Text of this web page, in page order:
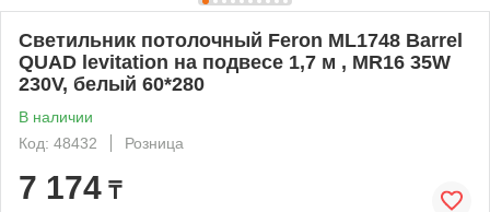
Светильник потолочный Feron ML1748 Barrel
QUAD levitation на подвесе 1,7 м , MR16 35W
230V, белый 60*280
В наличии
Код: 48432
Розница
7 174 ₸